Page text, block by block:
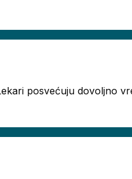
posvećuju dovoljno